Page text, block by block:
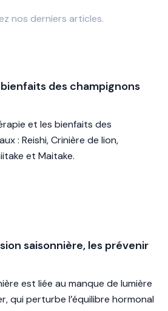
nos derniers articles.
des champignons
et les bienfaits des
: Reishi, Crinière de lion,
et Maitake.
saisonnière, les prévenir
est liée au manque de lumière
qui perturbe l’équilibre hormonal